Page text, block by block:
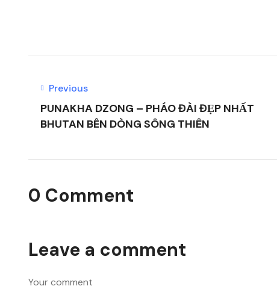
Previous
PUNAKHA DZONG – PHÁO ĐÀI ĐẸP NHẤT
BHUTAN BÊN DÒNG SÔNG THIÊN
0 Comment
Leave a comment
Your comment